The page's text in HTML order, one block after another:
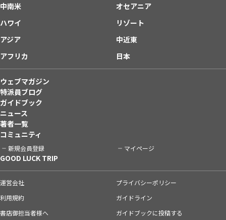
中南米
オセアニア
ハワイ
リゾート
アジア
中近東
アフリカ
日本
ウェブマガジン
特派員ブログ
ガイドブック
ニュース
著者一覧
コミュニティ
新規会員登録 マイページ
GOOD LUCK TRIP
運営会社
プライバシーポリシー
利用規約
ガイドライン
書店御担当者様へ
ガイドブックに投稿する